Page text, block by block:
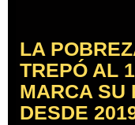
LA
TREPÓ AL
MARCA SU
DESDE